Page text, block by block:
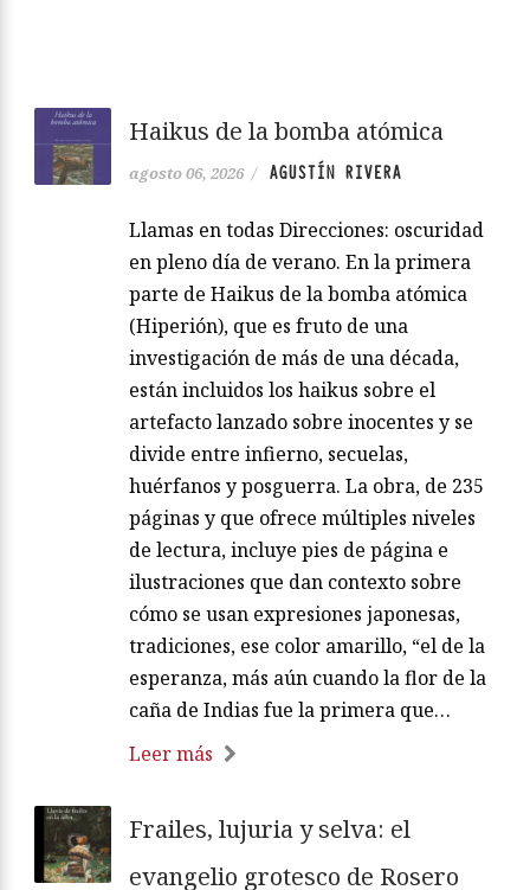
Haikus de la bomba atómica
agosto 06, 2026 / AGUSTÍN RIVERA
Llamas en todas Direcciones: oscuridad
en pleno día de verano. En la primera
parte de Haikus de la bomba atómica
(Hiperión), que es fruto de una
investigación de más de una década,
están incluidos los haikus sobre el
artefacto lanzado sobre inocentes y se
divide entre infierno, secuelas,
huérfanos y posguerra. La obra, de 235
páginas y que ofrece múltiples niveles
de lectura, incluye pies de página e
ilustraciones que dan contexto sobre
cómo se usan expresiones japonesas,
tradiciones, ese color amarillo, “el de la
esperanza, más aún cuando la flor de la
caña de Indias fue la primera que…
Leer más
Frailes, lujuria y selva: el
evangelio grotesco de Rosero